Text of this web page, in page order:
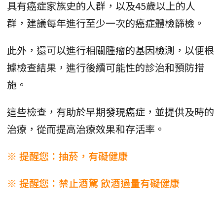
具有癌症家族史的人群，以及45歲以上的人
群，建議每年進行至少一次的癌症體檢篩檢。
此外，還可以進行相關腫瘤的基因檢測，以便根
據檢查結果，進行後續可能性的診治和預防措
施。
這些檢查，有助於早期發現癌症，並提供及時的
治療，從而提高治療效果和存活率。
※ 提醒您：抽菸，有礙健康
※ 提醒您：禁止酒駕 飲酒過量有礙健康